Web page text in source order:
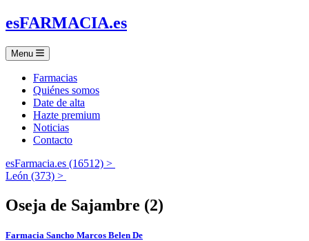
esFARMACIA.es
Menu
Farmacias
Quiénes somos
Date de alta
Hazte premium
Noticias
Contacto
esFarmacia.es (16512) >
León (373) >
Oseja de Sajambre (2)
Farmacia Sancho Marcos Belen De